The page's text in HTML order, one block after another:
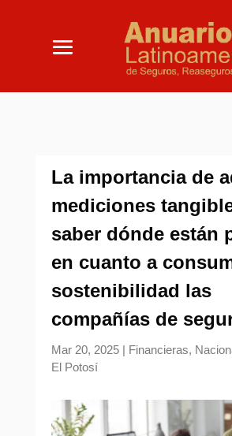
La importancia de
mediciones
saber dónde están
en cuanto a
sostenibilidad las
compañías de
Mar 20, 2025| Financieras,
El Potosí